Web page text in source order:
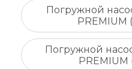
Погружной
PREMIUM
Погружной
PREMIUM